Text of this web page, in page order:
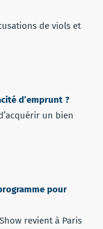
de viols et
d’emprunt ?
un bien
pour
revient à Paris